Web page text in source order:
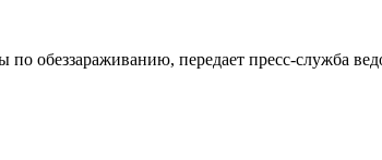
обеззараживанию, передает пресс-служба